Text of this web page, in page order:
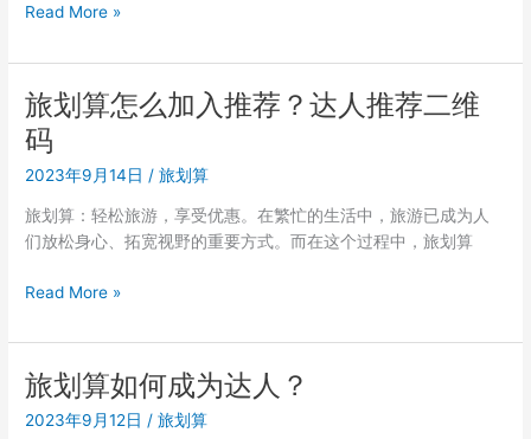
烈
荐
旅
算
平
台
怎
么
入？
推
注
分
享
赚
佣
Read More »
旅划算怎么加入推荐？达人推荐二维
码
2023年9月14日 /旅划算
旅划算：轻松旅游，享受优惠。在繁忙的生活中，旅游已成为人
们放松身心、拓宽视野的重要方式。而在这个过程中，旅划算
旅
算
怎
么
加
Read More »
旅划算如何成为达人？
2023年9月12日 /旅划算